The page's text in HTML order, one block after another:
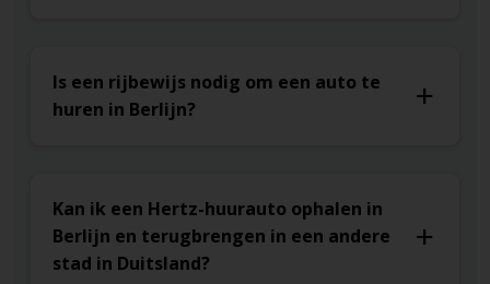
Is een rijbewijs nodig om een auto te
huren in Berlijn?
Kan ik een Hertz-huurauto ophalen in
Berlijn en terugbrengen in een andere
stad in Duitsland?